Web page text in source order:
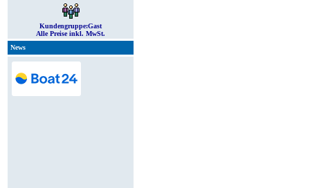
Kundengruppe:Gast
Alle Preise inkl. MwSt.
News